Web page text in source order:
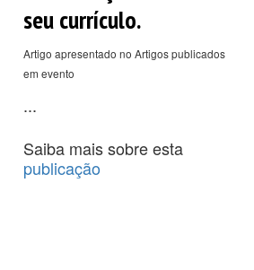
seu currículo.
Artigo apresentado no Artigos publicados
em evento
...
Saiba mais sobre esta
publicação